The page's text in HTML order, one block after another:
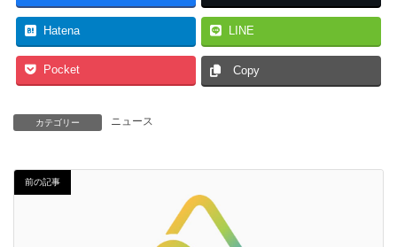
Hatena LINE
Pocket Copy
カテゴリー ニュース
前の記事